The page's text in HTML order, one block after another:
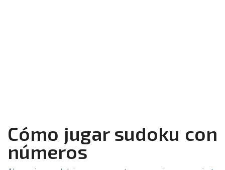
Cómo jugar sudoku con
números